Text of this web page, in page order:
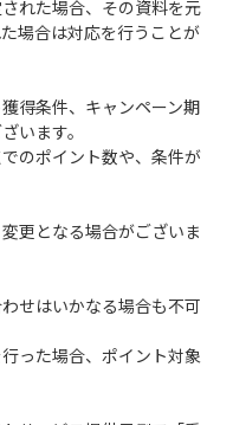
れた場合、その資料を元
場合は対応を行うことが
得条件、キャンペーン期
います。
のポイント数や、条件が
更となる場合がございま
せはいかなる場合も不可
った場合、ポイント対象